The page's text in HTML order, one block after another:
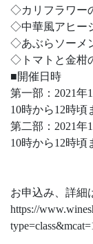
◇カリフラワー
◇中華風アヒー
◇あぶらソーメ
◇トマトと金柑
■開催日時
第一部：2021
10時から12時頃
第二部：2021
10時から12時頃
お申込み、詳細
https://